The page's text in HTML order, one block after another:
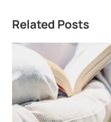
Related Posts